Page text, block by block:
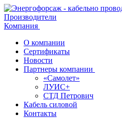
Производители
Компания
О компании
Сертификаты
Новости
Партнеры компании
«Самолет»
ЛУИС+
СТД Петрович
Кабель силовой
Контакты